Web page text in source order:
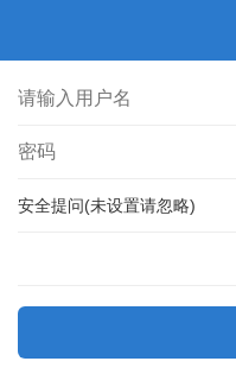
安全提问(未设置请忽略)